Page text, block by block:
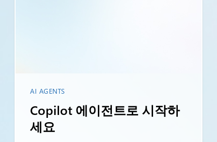
AI AGENTS
Copilot 에이전트로 시작하
세요